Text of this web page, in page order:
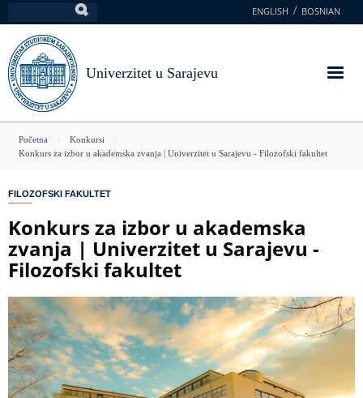
na
glavni
sadržaj
ENGLISH BOSNIAN
Univerzitet u Sarajevu
You
here
Početna
Konkursi
Konkurs za izbor u akademska zvanja | Univerzitet u Sarajevu - Filozofski fakultet
FILOZOFSKI FAKULTET
Konkurs za izbor u akademska
zvanja | Univerzitet u Sarajevu -
Filozofski fakultet